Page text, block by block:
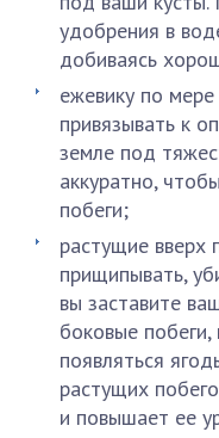
удобрения в
добиваясь
ежевику по
привязывать к
земле под
аккуратно,
побеги;
растущие вверх
прищипывать,
вы заставите
боковые
появляться
растущих
и повышает ее